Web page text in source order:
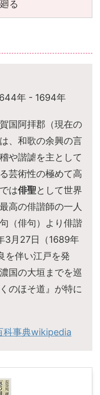
る
年 - 1694年
国阿拝郡（現在の
、和歌の余興の言
や諧謔を主として
芸術性の極めて高
は俳聖として世界
高の俳諧師の一人
（俳句）より俳諧
3月27日（1689年
を伴い江戸を発
国の大垣までを巡
のほそ道』が特に
事典wikipedia